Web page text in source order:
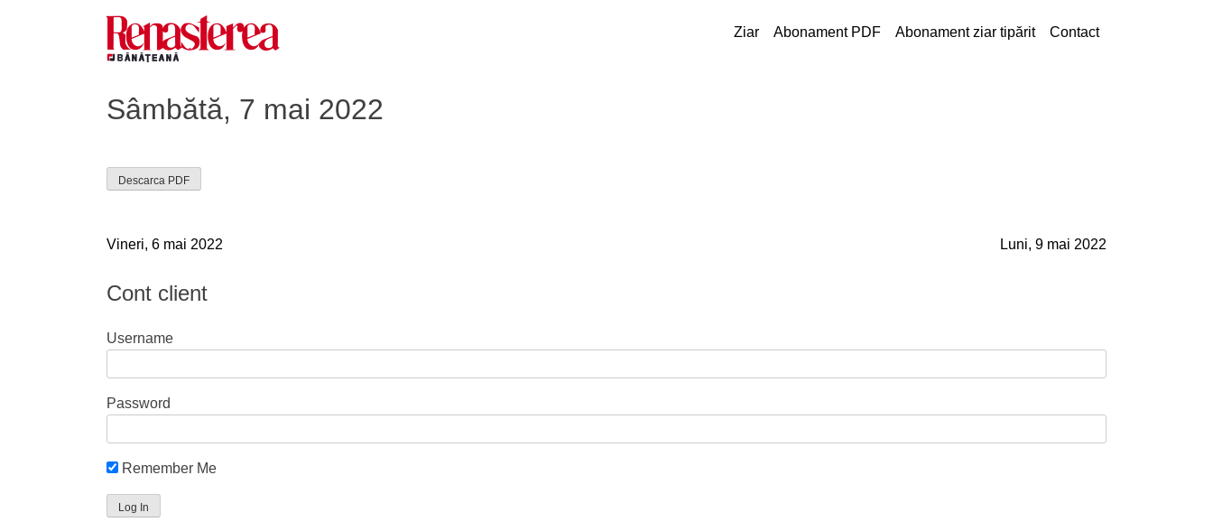
Ziar Abonament PDF Abonament ziar tipărit Contact
Sâmbătă, 7 mai 2022
Descarca PDF
Navigare
în
Vineri, 6 mai 2022 Luni, 9 mai 2022
Cont client
Username
Password
Remember Me